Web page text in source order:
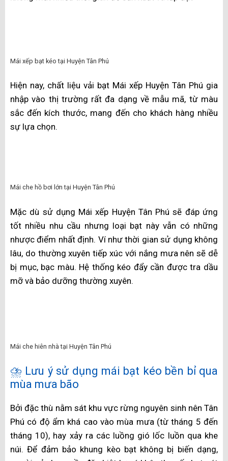
chống chịu với thời tiết khắc nghiệt và có độ bền cao.
thi công khó, dễ vỡ kính nên Mái xếp Huyện Tân Phú
bằng kính cường lực chỉ được một số ít khách hàng ưa
chuộng.
Mái xếp Huyện Tân Phú phù hợp với những khách hàng
có nhu cầu tiết kiệm chi phí, vì đây là vật liệu có giá
thành tương đối thấp và tuổi thọ cao. Thiết kế và cấu
tạo của mái tôn khá đơn giản nên thời gian vận chuyển
và thi công lắp đặt sẽ không tốn nhiều công sức. Mái
Mái che tôn Huyện Tân Phú
Tuy nhiên, chất liệu này không cách âm và cách nhiệt
tốt như nhựa hay kính. Vào ngày mưa, tiếng mưa
năng làm tốc mái. Ngày nắng nóng, dưới tác động của
nắng, mái tôn cũng không thể giảm nhiệt.